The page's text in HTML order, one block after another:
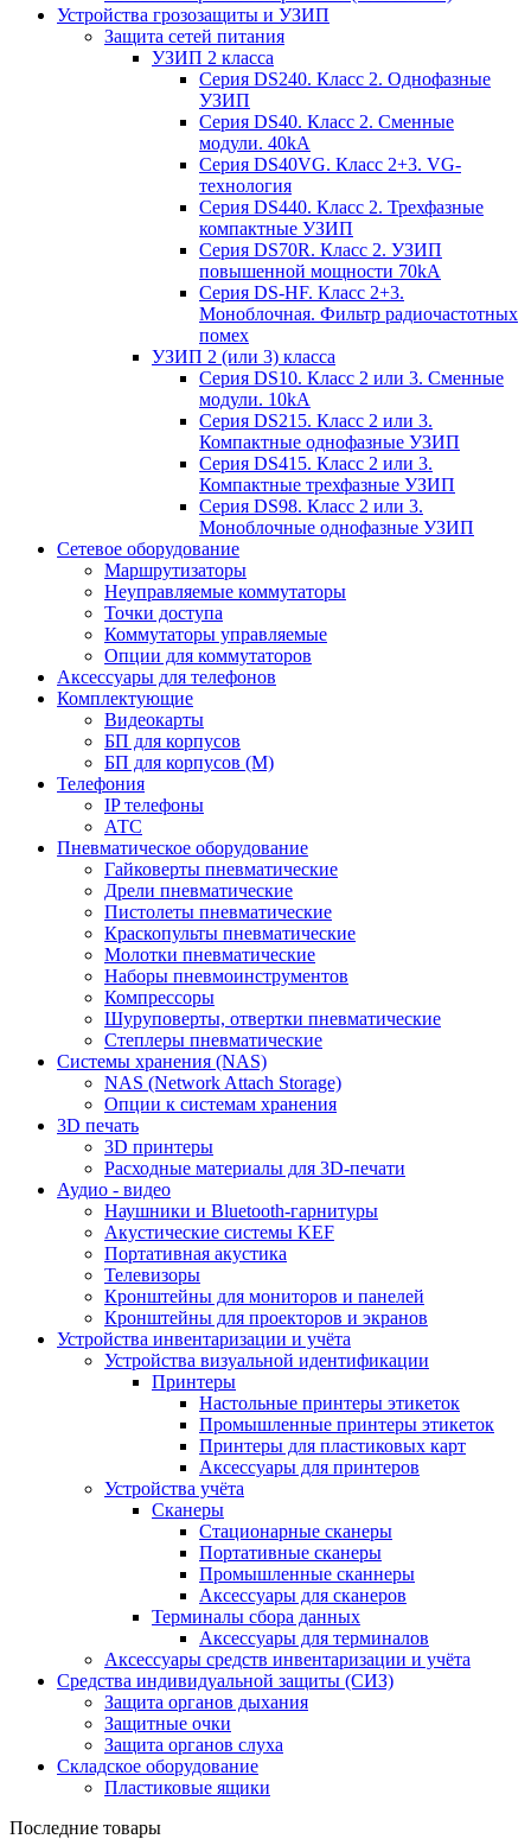
Устройства грозозащиты и УЗИП
Защита сетей питания
УЗИП 2 класса
Серия DS240. Класс 2. Однофазные
УЗИП
Серия DS40. Класс 2. Сменные
модули. 40kA
Серия DS40VG. Класс 2+3. VG-
технология
Серия DS440. Класс 2. Трехфазные
компактные УЗИП
Серия DS70R. Класс 2. УЗИП
повышенной мощности 70kA
Серия DS-HF. Класс 2+3.
Моноблочная. Фильтр радиочастотных
помех
УЗИП 2 (или 3) класса
Серия DS10. Класс 2 или 3. Сменные
модули. 10kA
Серия DS215. Класс 2 или 3.
Компактные однофазные УЗИП
Серия DS415. Класс 2 или 3.
Компактные трехфазные УЗИП
Серия DS98. Класс 2 или 3.
Моноблочные однофазные УЗИП
Сетевое оборудование
Маршрутизаторы
Неуправляемые коммутаторы
Точки доступа
Коммутаторы управляемые
Опции для коммутаторов
Аксессуары для телефонов
Комплектующие
Видеокарты
БП для корпусов
БП для корпусов (М)
Телефония
IP телефоны
АТС
Пневматическое оборудование
Гайковерты пневматические
Дрели пневматические
Пистолеты пневматические
Краскопульты пневматические
Молотки пневматические
Наборы пневмоинструментов
Компрессоры
Шуруповерты, отвертки пневматические
Степлеры пневматические
Cистемы хранения (NAS)
NAS (Network Attach Storage)
Опции к системам хранения
3D печать
3D принтеры
Расходные материалы для 3D-печати
Аудио - видео
Наушники и Bluetooth-гарнитуры
Акустические системы KEF
Портативная акустика
Телевизоры
Кронштейны для мониторов и панелей
Кронштейны для проекторов и экранов
Устройства инвентаризации и учёта
Устройства визуальной идентификации
Принтеры
Настольные принтеры этикеток
Промышленные принтеры этикеток
Принтеры для пластиковых карт
Аксессуары для принтеров
Устройства учёта
Сканеры
Стационарные сканеры
Портативные сканеры
Промышленные сканнеры
Аксессуары для сканеров
Терминалы сбора данных
Аксессуары для терминалов
Аксессуары средств инвентаризации и учёта
Средства индивидуальной защиты (СИЗ)
Защита органов дыхания
Защитные очки
Защита органов слуха
Складское оборудование
Пластиковые ящики
Последние товары